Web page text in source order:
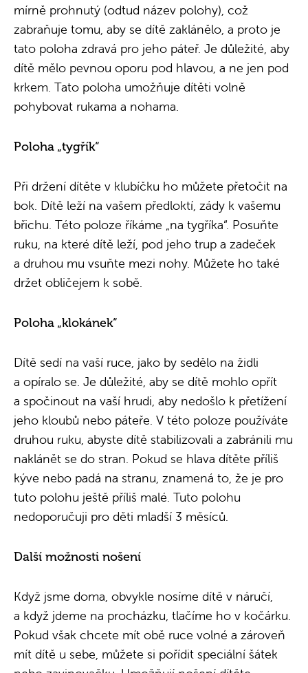
mírně prohnutý (odtud název polohy), což
zabraňuje tomu, aby se dítě zaklánělo, a proto je
tato poloha zdravá pro jeho páteř. Je důležité, aby
dítě mělo pevnou oporu pod hlavou, a ne jen pod
krkem. Tato poloha umožňuje dítěti volně
pohybovat rukama a nohama.
Poloha „tygřík“
Při držení dítěte v klubíčku ho můžete přetočit na
bok. Dítě leží na vašem předloktí, zády k vašemu
břichu. Této poloze říkáme „na tygříka“. Posuňte
ruku, na které dítě leží, pod jeho trup a zadeček
a druhou mu vsuňte mezi nohy. Můžete ho také
držet obličejem k sobě.
Poloha „klokánek“
Dítě sedí na vaší ruce, jako by sedělo na židli
a opíralo se. Je důležité, aby se dítě mohlo opřít
a spočinout na vaší hrudi, aby nedošlo k přetížení
jeho kloubů nebo páteře. V této poloze používáte
druhou ruku, abyste dítě stabilizovali a zabránili mu
naklánět se do stran. Pokud se hlava dítěte příliš
kýve nebo padá na stranu, znamená to, že je pro
tuto polohu ještě příliš malé. Tuto polohu
nedoporučuji pro děti mladší 3 měsíců.
Další možnosti nošení
Když jsme doma, obvykle nosíme dítě v náručí,
a když jdeme na procházku, tlačíme ho v kočárku.
Pokud však chcete mít obě ruce volné a zároveň
mít dítě u sebe, můžete si pořídit speciální šátek